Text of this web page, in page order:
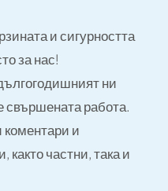
и сигурността
за нас!
ни
свършената работа.
и
както частни, така и